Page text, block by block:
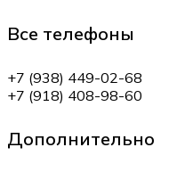
Все телефоны
+7 (938) 449-02-68
+7 (918) 408-98-60
Дополнительно